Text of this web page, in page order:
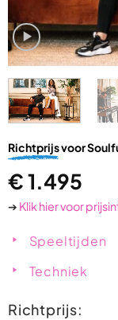
Richtprijsvoor
€1.495
➔ Klik hier voor
Speeltijden
Techniek
Richtprijs: